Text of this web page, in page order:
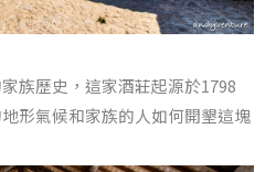
族歷史，這家酒莊起源於1798
形氣候和家族的人如何開墾這塊